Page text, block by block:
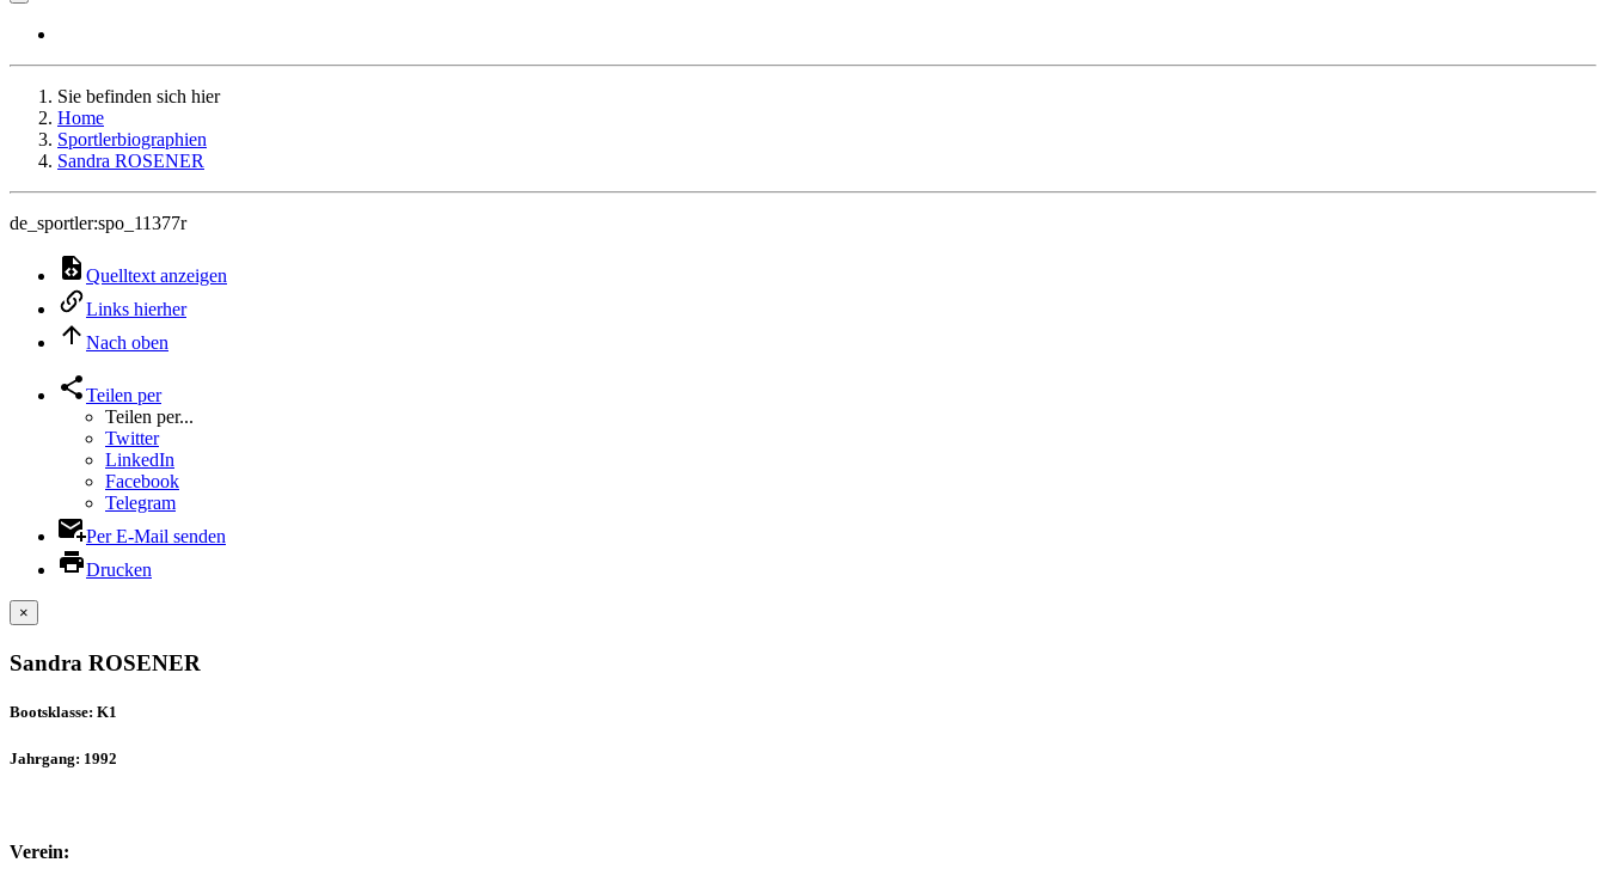
Sie befinden sich hier
Home
Sportlerbiographien
Sandra ROSENER
de_sportler:spo_11377r
Quelltext anzeigen
Links hierher
Nach oben
Teilen per
Teilen per...
Twitter
LinkedIn
Facebook
Telegram
Per E-Mail senden
Drucken
×
Sandra ROSENER
Bootsklasse: K1
Jahrgang: 1992
Verein: